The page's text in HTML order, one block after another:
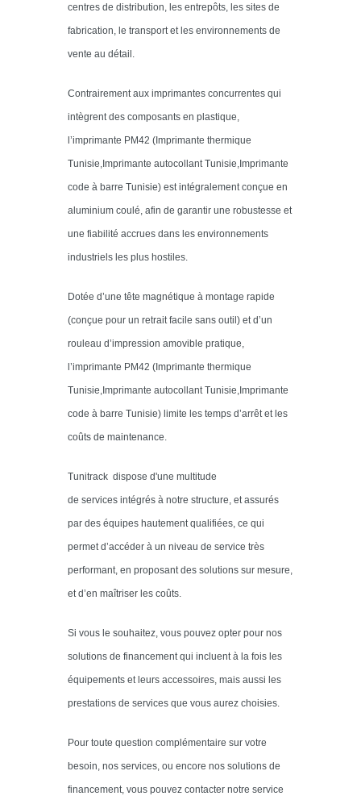
centres de distribution, les entrepôts, les sites de
fabrication, le transport et les environnements de
vente au détail.
Contrairement aux imprimantes concurrentes qui
intègrent des composants en plastique,
l’imprimante PM42 (Imprimante thermique
Tunisie,Imprimante autocollant Tunisie,Imprimante
code à barre Tunisie) est intégralement conçue en
aluminium coulé, afin de garantir une robustesse et
une fiabilité accrues dans les environnements
industriels les plus hostiles.
Dotée d’une tête magnétique à montage rapide
(conçue pour un retrait facile sans outil) et d’un
rouleau d’impression amovible pratique,
l’imprimante PM42 (Imprimante thermique
Tunisie,Imprimante autocollant Tunisie,Imprimante
code à barre Tunisie) limite les temps d’arrêt et les
coûts de maintenance.
Tunitrack dispose d'une multitude
de services intégrés à notre structure, et assurés
par des équipes hautement qualifiées, ce qui
permet d’accéder à un niveau de service très
performant, en proposant des solutions sur mesure,
et d’en maîtriser les coûts.
Si vous le souhaitez, vous pouvez opter pour nos
solutions de financement qui incluent à la fois les
équipements et leurs accessoires, mais aussi les
prestations de services que vous aurez choisies.
Pour toute question complémentaire sur votre
besoin, nos services, ou encore nos solutions de
financement, vous pouvez contacter notre service